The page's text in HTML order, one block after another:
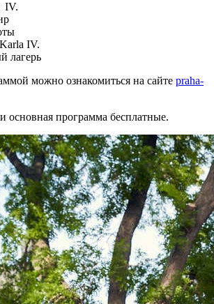
IV.
IV.
лагерь
можно ознакомиться на сайте praha-
основная программа бесплатные.